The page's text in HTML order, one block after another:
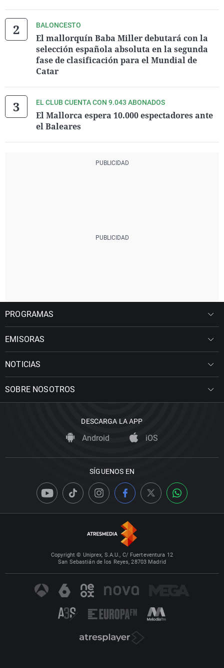
BALONCESTO
El mallorquín Baba Miller debutará con la
selección española absoluta en la segunda
fase de clasificación para el Mundial de
Catar
EL CLUB CUENTA CON 9.043 ABONADOS
El Mallorca espera 10.000 espectadores ante
el Baleares
PROGRAMAS
EMISORAS
NOTICIAS
SOBRE NOSOTROS
DESCARGA LA APP
Android iOS
SÍGUENOS EN
Copyright © Uniprex, S.A.U., C/ Fuerteventura 12
San Sebastián de los Reyes, 28703 Madrid